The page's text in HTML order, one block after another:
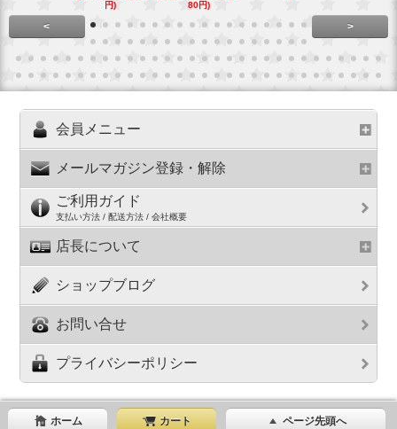
円)
80円)
< >
会員メニュー
メールマガジン登録・解除
ご利用ガイド
支払い方法 / 配送方法 / 会社概要
店長について
ショップブログ
お問い合せ
プライバシーポリシー
ホーム カート ページ先頭へ